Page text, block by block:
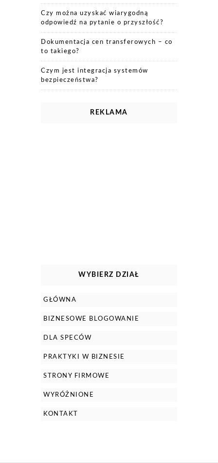
Czy można uzyskać wiarygodną
odpowiedź na pytanie o przyszłość?
Dokumentacja cen transferowych – co
to takiego?
Czym jest integracja systemów
bezpieczeństwa?
REKLAMA
WYBIERZ DZIAŁ
GŁÓWNA
BIZNESOWE BLOGOWANIE
DLA SPECÓW
PRAKTYKI W BIZNESIE
STRONY FIRMOWE
WYRÓŻNIONE
KONTAKT